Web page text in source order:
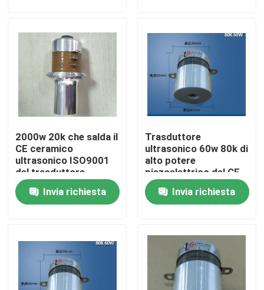
Giro della fabbrica
Controllo di qualità
Contattici
Richieda una citazione
Trasduttore ad ultrasuoni ad alta potenza
Trasduttore ultrasonico di multi frequenza
2000w 20k che salda il
CE ceramico
ultrasonico ISO9001
del trasduttore
Invia richiesta
Trasduttore
ultrasonico 60w 80k di
alto potere
piezoelettrico del CE
Invia richiesta